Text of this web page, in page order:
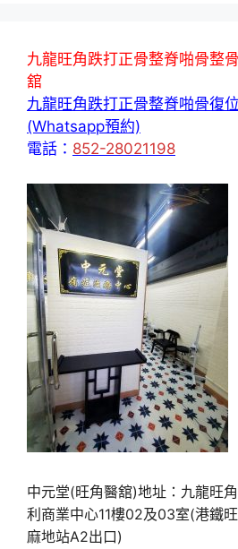
九龍旺角跌打正骨整脊啪骨整
舘
九龍旺角跌打正骨整脊啪骨復
(Whatsapp預約)
電話： 852-28021198
中元堂(旺角醫舘)地址：九龍旺
利商業中心11樓02及03室(港鐵
麻地站A2出口)